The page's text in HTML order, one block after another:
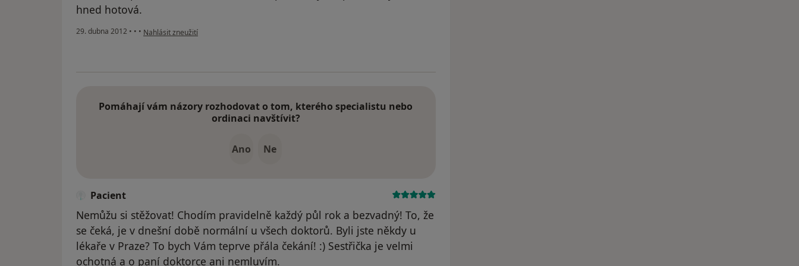
hned hotová.
29. dubna 2012 • • • podle názoru uživatele Váš účet byl odstraněn
Nahlásit zneužití
Pomáhají vám názory rozhodovat o tom, kterého specialistu nebo
ordinaci navštívit?
Ano Ne
Pacient
Nemůžu si stěžovat! Chodím pravidelně každý půl rok a bezvadný! To, že
se čeká, je v dnešní době normální u všech doktorů. Byli jste někdy u
lékaře v Praze? To bych Vám teprve přála čekání! :) Sestřička je velmi
ochotná a o paní doktorce ani nemluvím.